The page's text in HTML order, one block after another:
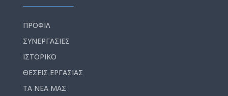
ΠΡΟΦΙΛ
ΣΥΝΕΡΓΑΣΙΕΣ
ΙΣΤΟΡΙΚΟ
ΘΕΣΕΙΣ ΕΡΓΑΣΙΑΣ
ΤΑ ΝΕΑ ΜΑΣ